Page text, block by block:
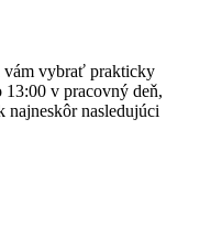
vám vybrať prakticky
v pracovný deň,
najneskôr nasledujúci